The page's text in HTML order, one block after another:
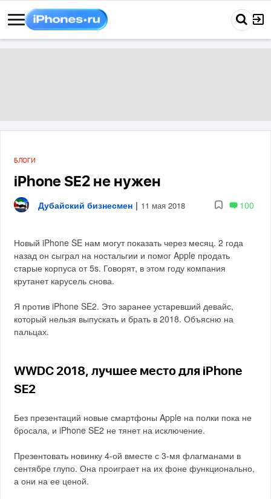
БЛОГИ
iPhone SE2 не нужен
Дубайский бизнесмен | 11 мая 2018 100
Новый iPhone SE нам могут показать через месяц. 2 года
назад он сыграл на ностальгии и помог Apple продать
старые корпуса от 5s. Говорят, в этом году компания
крутанет карусель снова.
Я против iPhone SE2. Это заранее устаревший девайс,
который нельзя выпускать и брать в 2018. Объясню на
пальцах.
WWDC 2018, лучшее место для iPhone
SE2
Без презентаций новые смартфоны Apple на полки пока не
бросала, и iPhone SE2 не тянет на исключение.
Презентовать новинку 4-ой вместе с 3-мя флагманами в
сентябре глупо. Она проиграет на их фоне функционально,
а они на ее ценой.